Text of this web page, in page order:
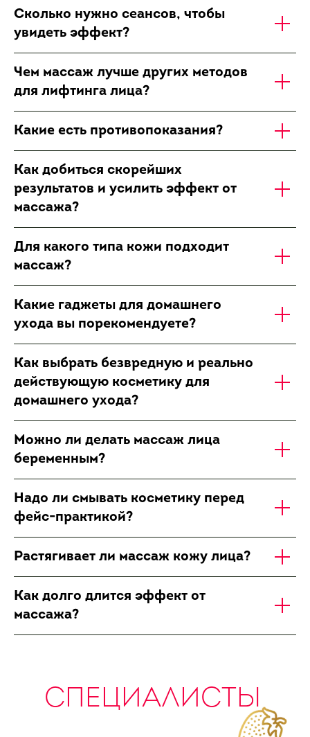
Сколько нужно сеансов, чтобы
увидеть эффект?
Чем массаж лучше других методов
для лифтинга лица?
Какие есть противопоказания?
Как добиться скорейших
результатов и усилить эффект от
массажа?
Для какого типа кожи подходит
массаж?
Какие гаджеты для домашнего
ухода вы порекомендуете?
Как выбрать безвредную и реально
действующую косметику для
домашнего ухода?
Можно ли делать массаж лица
беременным?
Надо ли смывать косметику перед
фейс-практикой?
Растягивает ли массаж кожу лица?
Как долго длится эффект от
массажа?
СПЕЦИАЛИСТЫ